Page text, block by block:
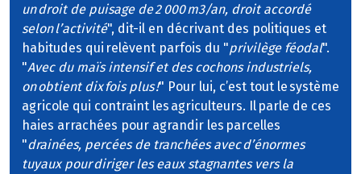
un droit de puisage de 2 000 m3/an, droit accordé
selon l’activité", dit-il en décrivant des politiques et
habitudes qui relèvent parfois du "privilège féodal".
"Avec du maïs intensif et des cochons industriels,
on obtient dix fois plus !" Pour lui, c’est tout le système
agricole qui contraint les agriculteurs. Il parle de ces
haies arrachées pour agrandir les parcelles
"drainées, percées de tranchées avec d’énormes
tuyaux pour diriger les eaux stagnantes vers la